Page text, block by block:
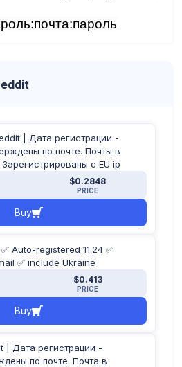
| Дата регистрации -
по почте. Почты в
с EU ip
$0.2848
PRICE
Buy
Auto-registered 11.24 ✅
✅ include Ukraine
$0.413
PRICE
Buy
| Дата регистрации -
по почте. Почта в